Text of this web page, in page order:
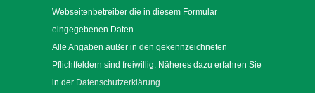
Webseitenbetreiber die in diesem Formular
eingegebenen Daten.
Alle Angaben außer in den gekennzeichneten
Pflichtfeldern sind freiwillig. Näheres dazu erfahren Sie
in der Datenschutzerklärung.